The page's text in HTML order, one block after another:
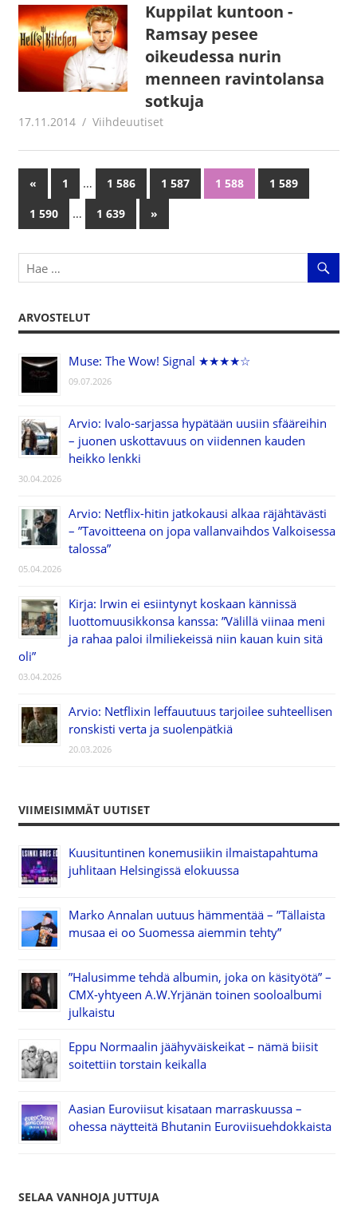
Kuppilat kuntoon -
Ramsay pesee
oikeudessa nurin
menneen ravintolansa
sotkuja
17.11.2014 mestanet
Viihdeuutiset
Artikkelien
selaus
« Previous
Posts
1 … 1 586 1 587 1 588
1 589
1 590
… 1 639
Next
Posts
»
ARVOSTELUT
Muse: The Wow! Signal ★★★★☆
09.07.2026
Arvio: Ivalo-sarjassa hypätään uusiin sfääreihin
– juonen uskottavuus on viidennen kauden
heikko lenkki
30.04.2026
Arvio: Netflix-hitin jatkokausi alkaa räjähtävästi
– ”Tavoitteena on jopa vallanvaihdos Valkoisessa
talossa”
05.04.2026
Kirja: Irwin ei esiintynyt koskaan kännissä
luottomuusikkonsa kanssa: ”Välillä viinaa meni
ja rahaa paloi ilmiliekeissä niin kauan kuin sitä
oli”
03.04.2026
Arvio: Netflixin leffauutuus tarjoilee suhteellisen
ronskisti verta ja suolenpätkiä
20.03.2026
VIIMEISIMMÄT UUTISET
Kuusituntinen konemusiikin ilmaistapahtuma
juhlitaan Helsingissä elokuussa
Marko Annalan uutuus hämmentää – ”Tällaista
musaa ei oo Suomessa aiemmin tehty”
”Halusimme tehdä albumin, joka on käsityötä” –
CMX-yhtyeen A.W.Yrjänän toinen sooloalbumi
julkaistu
Eppu Normaalin jäähyväiskeikat – nämä biisit
soitettiin torstain keikalla
Aasian Euroviisut kisataan marraskuussa –
ohessa näytteitä Bhutanin Euroviisuehdokkaista
SELAA VANHOJA JUTTUJA